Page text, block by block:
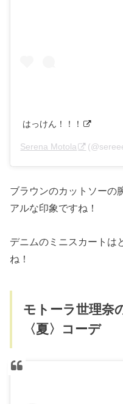
はっけん！！！
Serena Motola
ブラウンのカットソーの
アルな印象ですね！
デニムのミニスカートは
ね！
モトーラ世理奈
〈夏〉コーデ